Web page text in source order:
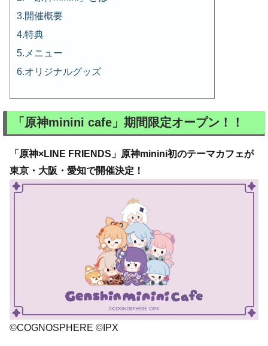
開催概要
特典
メニュー
オリジナルグッズ
「原神minini cafe」期間限定オープン！！
「原神×LINE FRIENDS」原神minini初のテーマカフェが
東京・大阪・愛知で開催決定！
©COGNOSPHERE ©IPX